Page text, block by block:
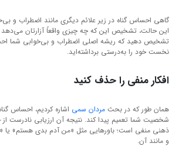
گاهی احساس گناه در زیر علائم دیگری مانند اضطراب و
این حالت، تشخیص این که چه چیزی واقعاً آزارتان
تشخیص دهید که ریشه اصلی اضطراب و بی‌خوابی شما
نخست خود را به‌درستی برداشته‌اید.
افکار منفی را حذف کنید
همان طور که در بحثمردان سمی اشاره کردیم، احساس
شخصیت شما تعمیم پیدا کند. نتیجه آن ارزیابی نادرست
ذهنی منفی است؛ باورهایی مثل «من آدم بدی هستم» یا
و مانند آن.